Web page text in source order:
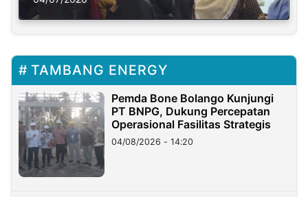
TAMBANG ENERGY
Pemda Bone Bolango Kunjungi
PT BNPG, Dukung Percepatan
Operasional Fasilitas Strategis
04/08/2026 - 14:20